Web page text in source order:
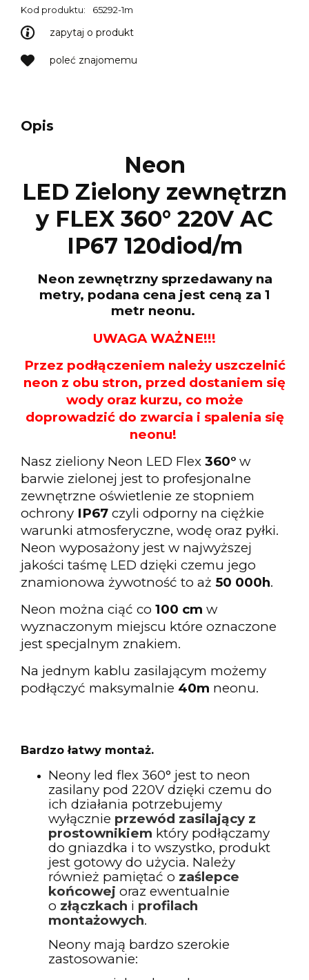
Kod produktu: 65292-1m
zapytaj o produkt
poleć znajomemu
Opis
Neon
LED Zielony zewnętrzn
y FLEX 360° 220V AC
IP67 120diod/m
Neon zewnętrzny sprzedawany na
metry, podana cena jest ceną za 1
metr neonu.
UWAGA WAŻNE!!!
Przez podłączeniem należy uszczelnić
neon z obu stron, przed dostaniem się
wody oraz kurzu, co może
doprowadzić do zwarcia i spalenia się
neonu!
Nasz zieliony Neon LED Flex 360° w
barwie zielonej jest to profesjonalne
zewnętrzne oświetlenie ze stopniem
ochrony IP67 czyli odporny na ciężkie
warunki atmosferyczne, wodę oraz pyłki.
Neon wyposażony jest w najwyższej
jakości taśmę LED dzięki czemu jego
znamionowa żywotność to aż 50 000h.
Neon można ciąć co 100 cm w
wyznaczonym miejscu które oznaczone
jest specjalnym znakiem.
Na jednym kablu zasilającym możemy
podłączyć maksymalnie 40m neonu.
Bardzo łatwy montaż.
Neony led flex 360° jest to neon
zasilany pod 220V dzięki czemu do
ich działania potrzebujemy
wyłącznie przewód zasilający z
prostownikiem który podłączamy
do gniazdka i to wszystko, produkt
jest gotowy do użycia. Należy
również pamiętać o zaślepce
końcowej oraz ewentualnie
o złączkach i profilach
montażowych.
Neony mają bardzo szerokie
zastosowanie: